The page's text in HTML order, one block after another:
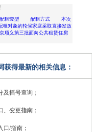
配租套型 配租方式 本次
租对象的轮候家庭采取直接发放
义第三批面向公共租赁住房
获得最新的相关信息：
及摇号查询；
、变更指南；
口/指南；